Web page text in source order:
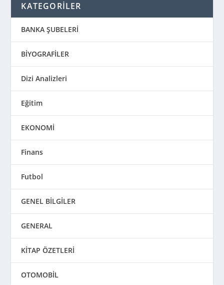
KATEGORİLER
BANKA ŞUBELERİ
BİYOGRAFİLER
Dizi Analizleri
Eğitim
EKONOMİ
Finans
Futbol
GENEL BİLGİLER
GENERAL
KİTAP ÖZETLERİ
OTOMOBİL